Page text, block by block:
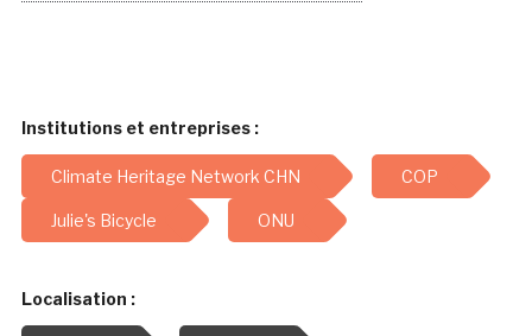
Institutions et entreprises :
Climate Heritage Network CHN COP
Julie's Bicycle ONU
Localisation :